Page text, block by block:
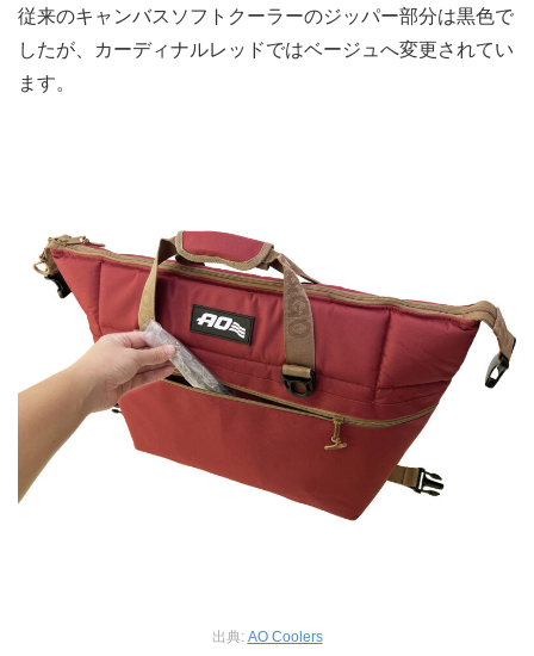
従来のキャンバスソフトクーラーのジッパー部分は黒色で
したが、カーディナルレッドではベージュへ変更されてい
ます。
出典: AO Coolers